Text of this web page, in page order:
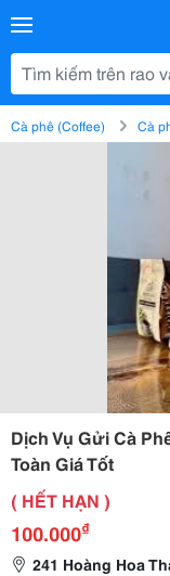
Cà phê (Coffee) Cà
Dịch Vụ Gửi Cà
Toàn Giá Tốt
( HẾT HẠN )
100.000₫
241 Hoàng Hoa